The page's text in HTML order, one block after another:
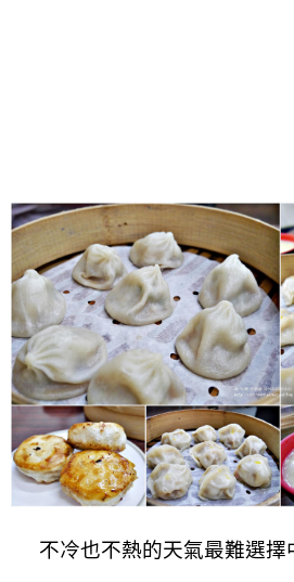
不冷也不熱的天氣最難選擇